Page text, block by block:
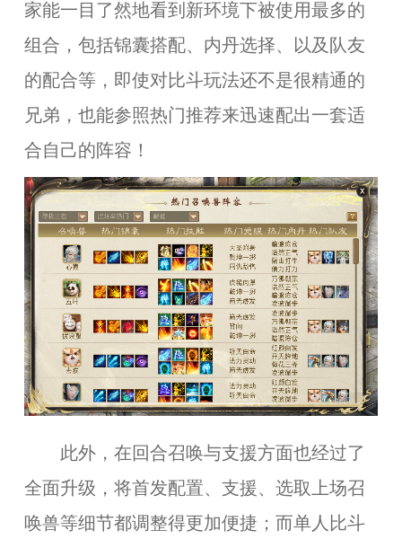
家能一目了然地看到新环境下被使用最多的
组合，包括锦囊搭配、内丹选择、以及队友
的配合等，即使对比斗玩法还不是很精通的
兄弟，也能参照热门推荐来迅速配出一套适
合自己的阵容！
此外，在回合召唤与支援方面也经过了
全面升级，将首发配置、支援、选取上场召
唤兽等细节都调整得更加便捷；而单人比斗